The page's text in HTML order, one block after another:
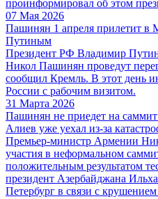
проинформировал об этом
07 Мая 2026
Пашинян 1 апреля прилетит в
Путиным
Президент РФ Владимир
Никол Пашинян проведут
сообщил Кремль. В этот день
России с рабочим визитом.
31 Марта 2026
Пашинян не приедет на саммит
Алиев уже уехал из-за
Премьер-министр Армении
участия в неформальном
положительным результатом
президент Азербайджана
Петербург в связи с